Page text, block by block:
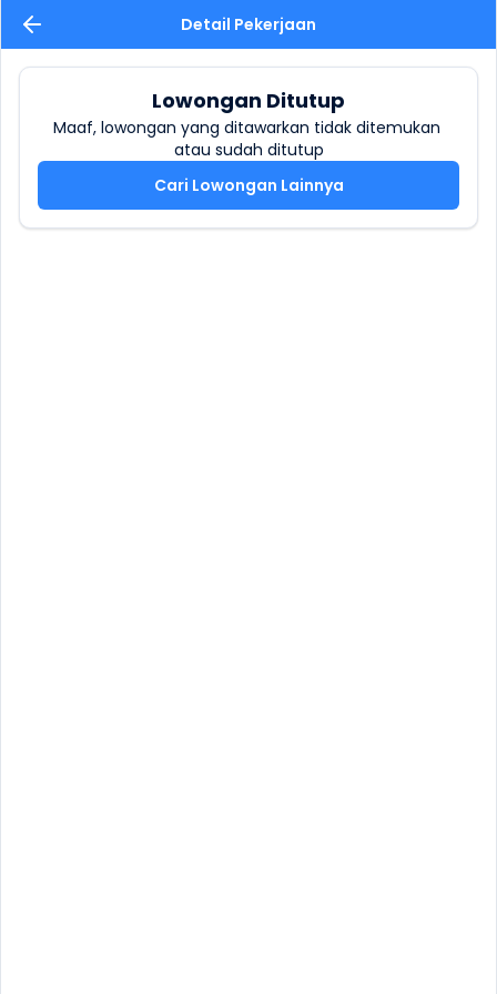
Detail Pekerjaan
Lowongan Ditutup
Maaf, lowongan yang ditawarkan tidak ditemukan
atau sudah ditutup
Cari Lowongan Lainnya